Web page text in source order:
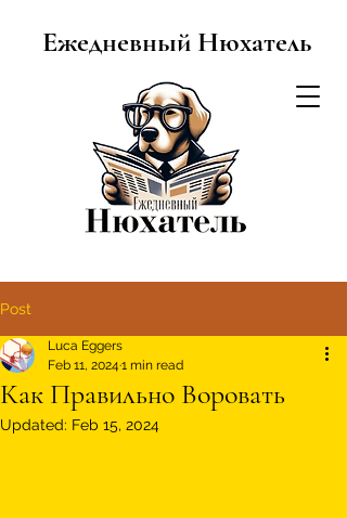
Ежедневный Нюхатель
Post
Как Правильно Воровать
Luca Eggers
Feb 11, 2024 1 min read
Updated: Feb 15, 2024